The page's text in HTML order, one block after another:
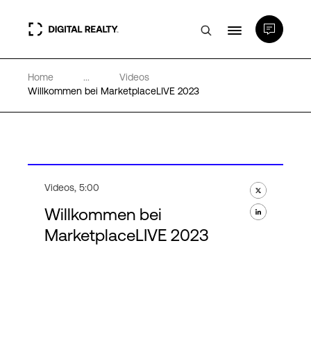
Rechenzentren
Wissenswertes
Home ...
Videos
Willkommen bei MarketplaceLIVE 2023
Videos, 5:00
Willkommen bei
MarketplaceLIVE 2023